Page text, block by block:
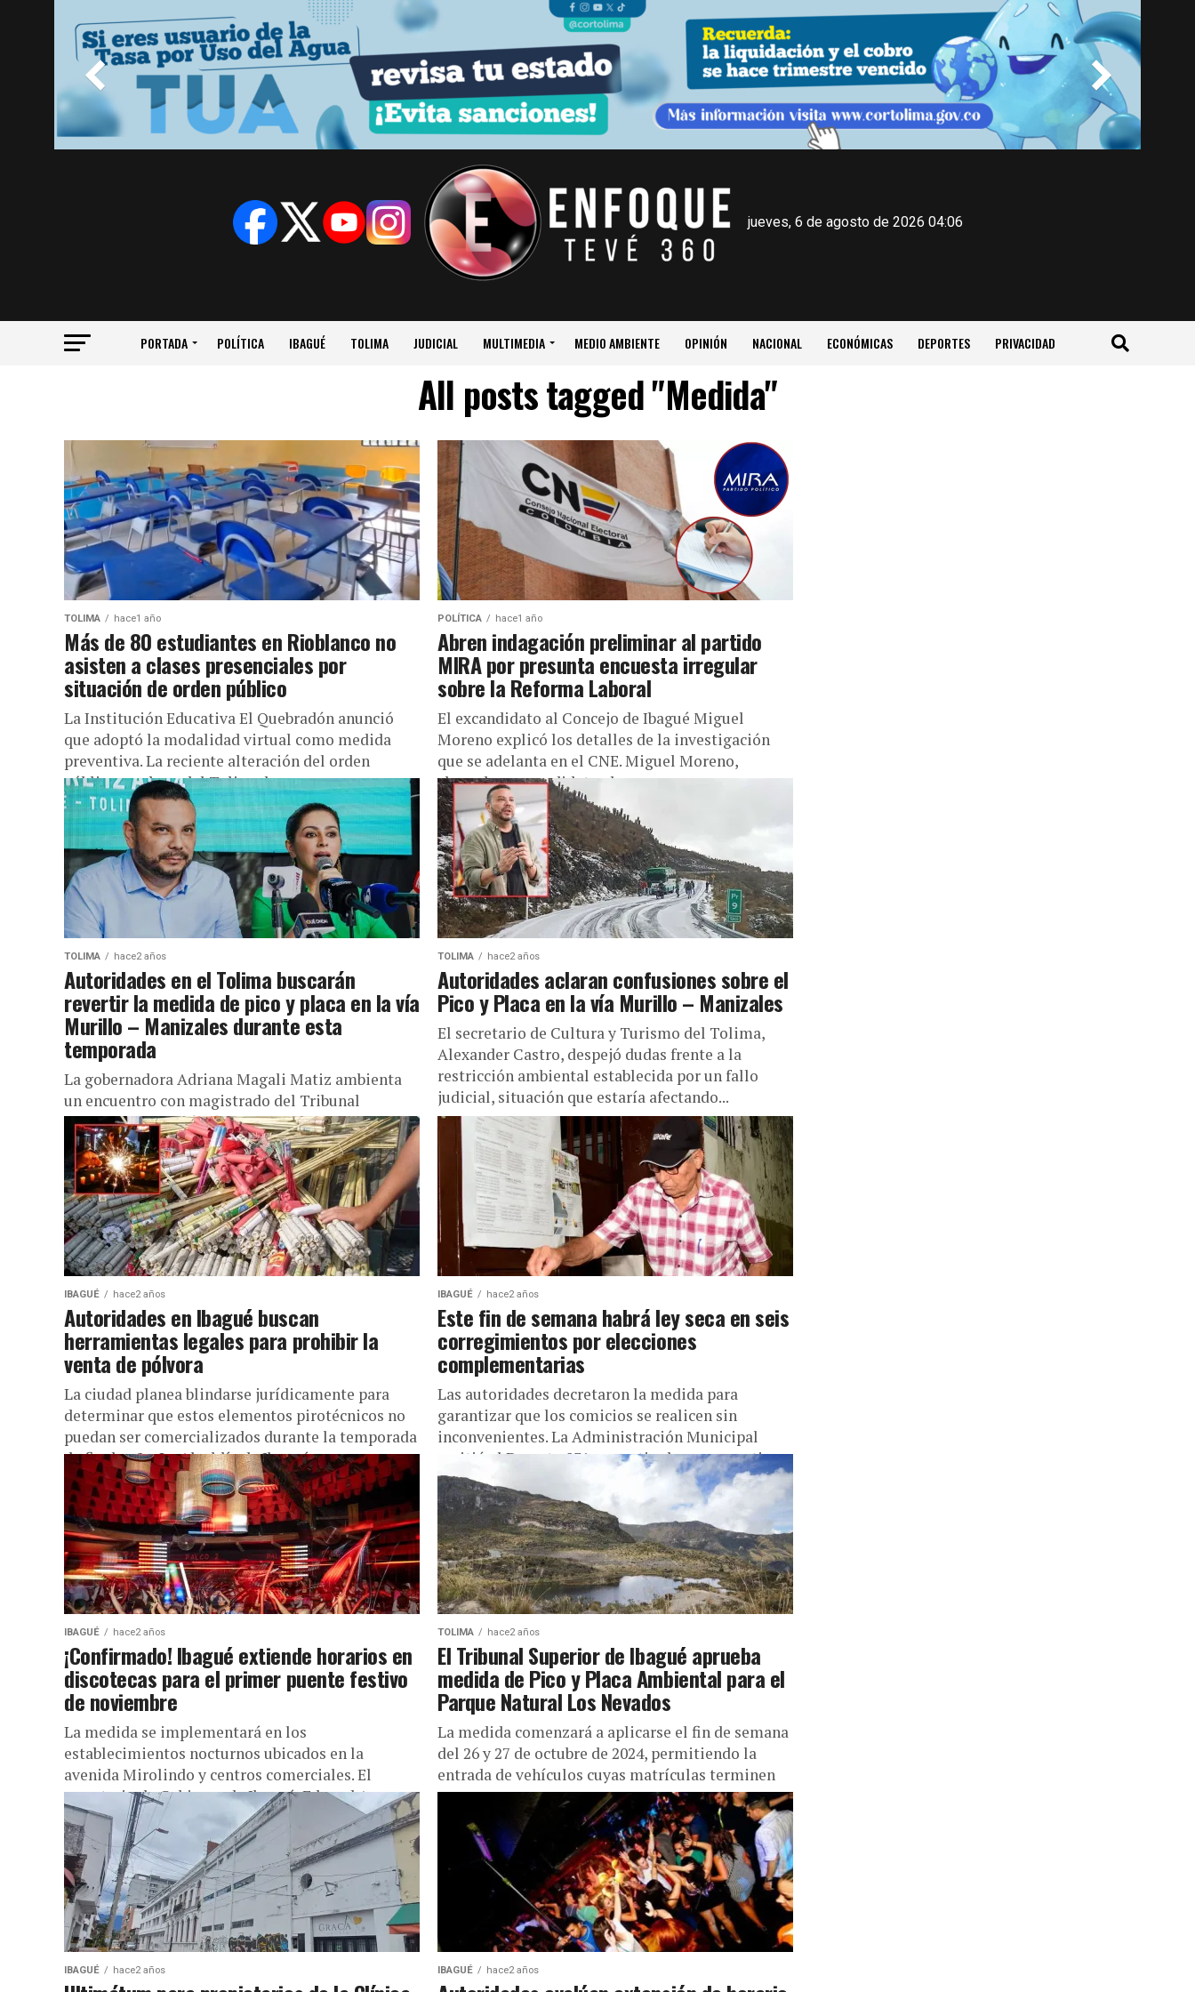
jueves, 6 de agosto de 2026 04:06
PORTADA POLÍTICA IBAGUÉ TOLIMA JUDICIAL MULTIMEDIA MEDIO AMBIENTE OPINIÓN NACIONAL ECONÓMICAS DEPORTES PRIVACIDAD
All posts tagged "Medida"
TOLIMA hace1 año
Más de 80 estudiantes en Rioblanco no
asisten a clases presenciales por
situación de orden público
La Institución Educativa El Quebradón anunció
que adoptó la modalidad virtual como medida
preventiva. La reciente alteración del orden
público en el sur del Tolima ha...
POLÍTICA hace1 año
Abren indagación preliminar al partido
MIRA por presunta encuesta irregular
sobre la Reforma Laboral
El excandidato al Concejo de Ibagué Miguel
Moreno explicó los detalles de la investigación
que se adelanta en el CNE. Miguel Moreno,
abogado y excandidato al...
TOLIMA hace2 años
Autoridades en el Tolima buscarán
revertir la medida de pico y placa en la vía
Murillo – Manizales durante esta
temporada
La gobernadora Adriana Magali Matiz ambienta
un encuentro con magistrado del Tribunal
Superior de Ibagué a fin de explorar alternativas
para cuidar y preservar el Parque...
TOLIMA hace2 años
Autoridades aclaran confusiones sobre el
Pico y Placa en la vía Murillo – Manizales
El secretario de Cultura y Turismo del Tolima,
Alexander Castro, despejó dudas frente a la
restricción ambiental establecida por un fallo
judicial, situación que estaría afectando...
IBAGUÉ hace2 años
Autoridades en Ibagué buscan
herramientas legales para prohibir la
venta de pólvora
La ciudad planea blindarse jurídicamente para
determinar que estos elementos pirotécnicos no
puedan ser comercializados durante la temporada
de fin de año. La Alcaldía de Ibagué...
IBAGUÉ hace2 años
Este fin de semana habrá ley seca en seis
corregimientos por elecciones
complementarias
Las autoridades decretaron la medida para
garantizar que los comicios se realicen sin
inconvenientes. La Administración Municipal
emitió el Decreto 831 que estipula que, a partir...
IBAGUÉ hace2 años
¡Confirmado! Ibagué extiende horarios en
discotecas para el primer puente festivo
de noviembre
La medida se implementará en los
establecimientos nocturnos ubicados en la
avenida Mirolindo y centros comerciales. El
secretario de Gobierno de Ibagué, Edward Amaya,
anunció la...
TOLIMA hace2 años
El Tribunal Superior de Ibagué aprueba
medida de Pico y Placa Ambiental para el
Parque Natural Los Nevados
La medida comenzará a aplicarse el fin de semana
del 26 y 27 de octubre de 2024, permitiendo la
entrada de vehículos cuyas matrículas terminen
en...
IBAGUÉ hace2 años IBAGUÉ hace2 años